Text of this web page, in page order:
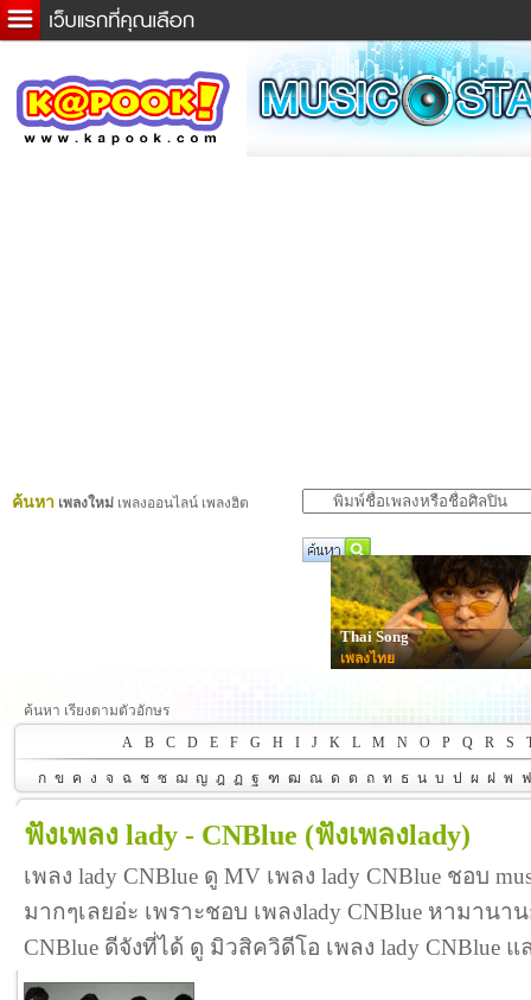
ข่าวด่วน
ละคร
ค้นหา เพลงใหม่ เพลงออนไลน์ เพลงฮิต
Thai Song
เพลงไทย
ค้นหา เรียงตามตัวอักษร
A
B C D E F G H I J K L M N O P Q R S
ก ข ค ง จ ฉ ช ซ ฌ ญ ฎ ฏ ฐ ฑ ฒ ณ ด ต ถ ท ธ น บ ป ผ ฝ พ ฟ
ฟังเพลง lady - CNBlue (ฟังเพลงlady)
เพลง lady CNBlue ดู MV เพลง lady CNBlue ชอบ
มากๆเลยอ่ะ เพราะชอบ เพลงlady CNBlue หามานา
CNBlue ดีจังที่ได้ ดู มิวสิควิดีโอ เพลง lady CNBlue